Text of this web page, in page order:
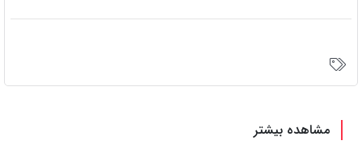
مشاهده بیشتر